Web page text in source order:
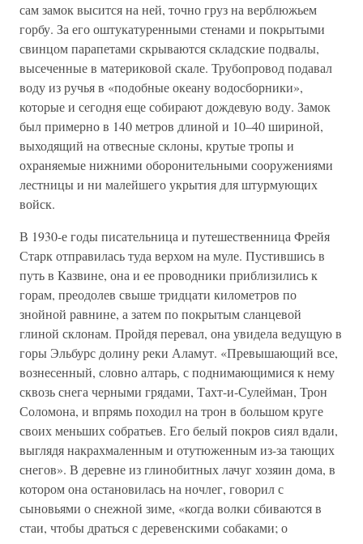
сам замок высится на ней, точно груз на верблюжьем
горбу. За его оштукатуренными стенами и покрытыми
свинцом парапетами скрываются складские подвалы,
высеченные в материковой скале. Трубопровод подавал
воду из ручья в «подобные океану водосборники»,
которые и сегодня еще собирают дождевую воду. Замок
был примерно в 140 метров длиной и 10–40 шириной,
выходящий на отвесные склоны, крутые тропы и
охраняемые нижними оборонительными сооружениями
лестницы и ни малейшего укрытия для штурмующих
войск.
В 1930-е годы писательница и путешественница Фрейя
Старк отправилась туда верхом на муле. Пустившись в
путь в Казвине, она и ее проводники приблизились к
горам, преодолев свыше тридцати километров по
знойной равнине, а затем по покрытым сланцевой
глиной склонам. Пройдя перевал, она увидела ведущую в
горы Эльбурс долину реки Аламут. «Превышающий все,
вознесенный, словно алтарь, с поднимающимися к нему
сквозь снега черными грядами, Тахт-и-Сулейман, Трон
Соломона, и впрямь походил на трон в большом круге
своих меньших собратьев. Его белый покров сиял вдали,
выглядя накрахмаленным и отутюженным из-за тающих
снегов». В деревне из глинобитных лачуг хозяин дома, в
котором она остановилась на ночлег, говорил с
сыновьями о снежной зиме, «когда волки сбиваются в
стаи, чтобы драться с деревенскими собаками; о